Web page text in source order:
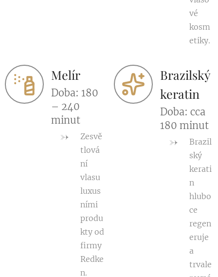
vé
kosm
etiky.
Melír
Doba: 180
– 240
minut
Zesvě
tlová
ní
vlasu
luxus
ními
produ
kty od
firmy
Redke
n.
Brazilský
keratin
Doba: cca
180 minut
Brazil
ský
kerati
n
hlubo
ce
regen
eruje
a
trvale